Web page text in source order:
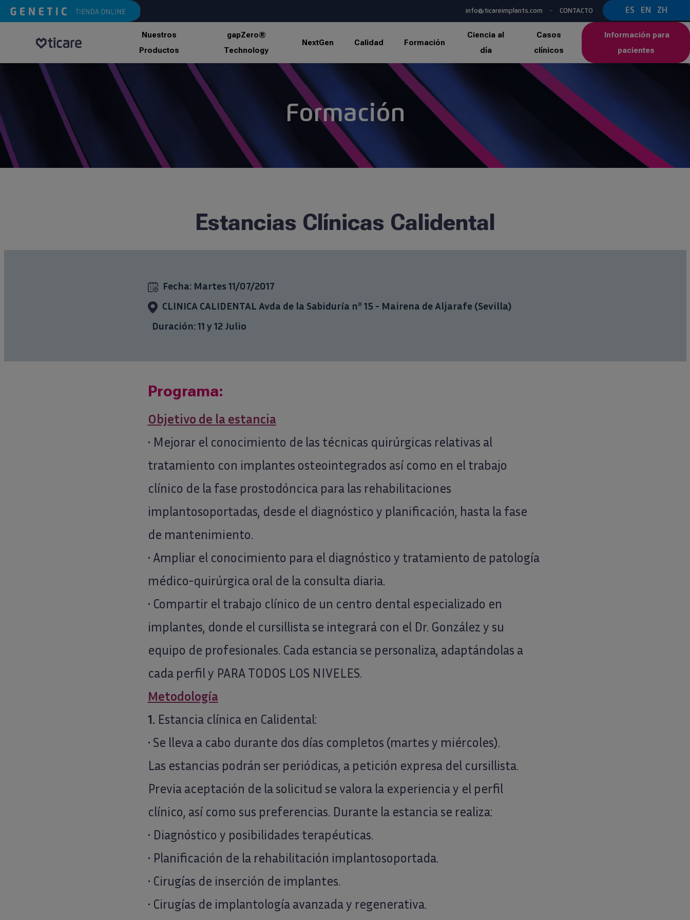
info@ticareimplants.com - CONTACTO ES EN ZH
Nuestros
Productos
gapZero®
Technology
NextGen Calidad Formación
Ciencia al
día
Casos
clínicos
Información para
pacientes
Formación
Estancias Clínicas Calidental
Fecha: Martes 11/07/2017
CLINICA CALIDENTAL Avda de la Sabiduría nº 15 - Mairena de Aljarafe (Sevilla)
Duración: 11 y 12 Julio
Programa:
Objetivo de la estancia
• Mejorar el conocimiento de las técnicas quirúrgicas relativas al
tratamiento con implantes osteointegrados así como en el trabajo
clínico de la fase prostodóncica para las rehabilitaciones
implantosoportadas, desde el diagnóstico y planificación, hasta la fase
de mantenimiento.
• Ampliar el conocimiento para el diagnóstico y tratamiento de patología
médico-quirúrgica oral de la consulta diaria.
• Compartir el trabajo clínico de un centro dental especializado en
implantes, donde el cursillista se integrará con el Dr. González y su
equipo de profesionales. Cada estancia se personaliza, adaptándolas a
cada perfil y PARA TODOS LOS NIVELES.
Metodología
1. Estancia clínica en Calidental:
• Se lleva a cabo durante dos días completos (martes y miércoles).
Las estancias podrán ser periódicas, a petición expresa del cursillista.
Previa aceptación de la solicitud se valora la experiencia y el perfil
clínico, así como sus preferencias. Durante la estancia se realiza:
• Diagnóstico y posibilidades terapéuticas.
• Planificación de la rehabilitación implantosoportada.
• Cirugías de inserción de implantes.
• Cirugías de implantología avanzada y regenerativa.